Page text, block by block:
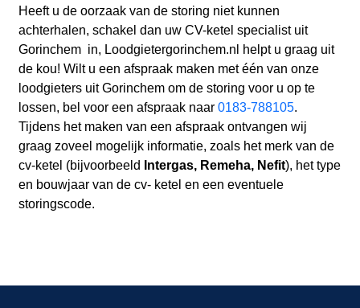
Heeft u de oorzaak van de storing niet kunnen
achterhalen, schakel dan uw CV-ketel specialist uit
Gorinchem in, Loodgietergorinchem.nl helpt u graag uit
de kou! Wilt u een afspraak maken met één van onze
loodgieters uit Gorinchem om de storing voor u op te
lossen, bel voor een afspraak naar 0183-788105.
Tijdens het maken van een afspraak ontvangen wij
graag zoveel mogelijk informatie, zoals het merk van de
cv-ketel (bijvoorbeeld
Intergas, Remeha, Nefit), het type
en bouwjaar van de cv- ketel en een eventuele
storingscode.